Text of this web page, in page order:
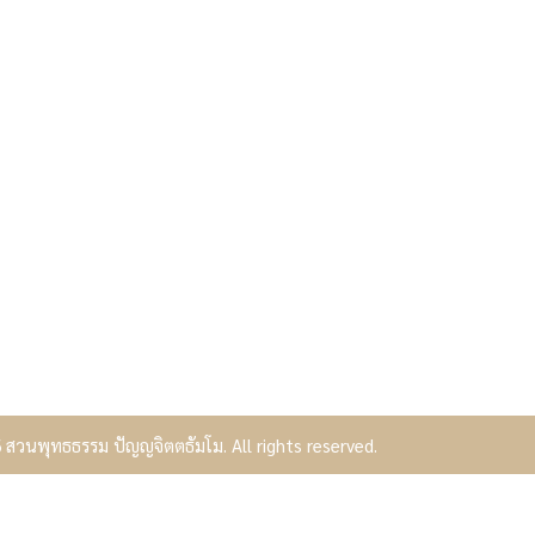
วนพุทธธรรม ปัญญจิตตธัมโม. All rights reserved.